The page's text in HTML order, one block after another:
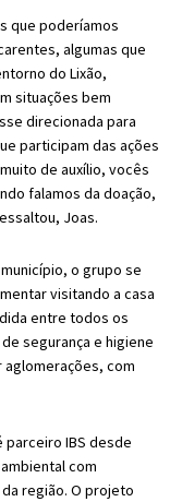
que poderíamos
algumas que
do Lixão,
situações bem
direcionada para
participam das ações
de auxílio, vocês
falamos da doação,
Joas.
o grupo se
visitando a casa
entre todos os
segurança e higiene
aglomerações, com
parceiro IBS desde
com
região. O projeto